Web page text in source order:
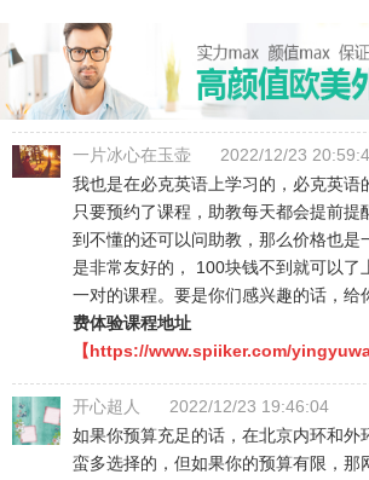
一片冰心在玉壶
2022/12/23
我也是在必克英语上学习的，必克英语
只要预约了课程，助教每天都会提前提
到不懂的还可以问助教，那么价格也是
是非常友好的， 100块钱不到就可以了
一对的课程。要是你们感兴趣的话，给
费体验课程地址
【https://www.spiiker.com/
开心超人
2022/12/23 19:46:04
如果你预算充足的话，在北京内环和外
蛮多选择的，但如果你的预算有限，那